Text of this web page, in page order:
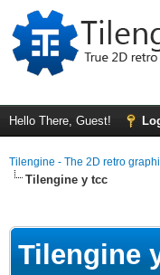
Hello There, Guest!
Tilengine - The 2D retro
Tilengine y tcc
Tilengine